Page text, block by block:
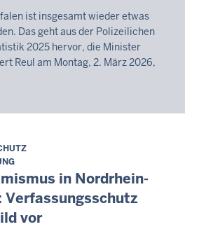
ist insgesamt wieder etwas
Das geht aus der Polizeilichen
2025 hervor, die Minister
Reul am Montag, 2. März 2026,
in Nordrhein-
Verfassungsschutz
vor